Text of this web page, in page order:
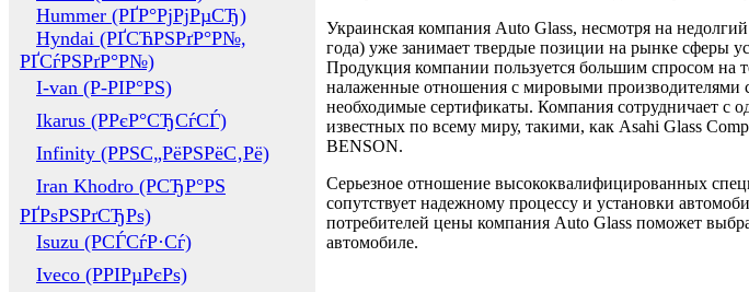
Hummer (РҐР°РјРјРµСЂ)
Hyndai (РҐСЋРЅРґР°Р№,
РҐСѓРЅРґР°Р№)
I-van (Р-РІР°РЅ)
Ikarus (РРєР°СЂСѓСЃ)
Infinity (РРЅС„РёРЅРёС‚Рё)
Iran Khodro (РСЂР°РЅ
РҐРѕРЅРґСЂРѕ)
Isuzu (РСЃСѓР·Сѓ)
Iveco (РРІРµРєРѕ)
Украинская компания Auto Glass, несмотря на
года) уже занимает твердые позиции на рынке сферы
Продукция компании пользуется большим спросом на
налаженные отношения с мировыми производителями
необходимые сертификаты. Компания сотрудничает с
известных по всему миру, такими, как Asahi Glass
BENSON.
Серьезное отношение высококвалифицированных
сопутствует надежному процессу и установки
потребителей цены компания Auto Glass поможет
автомобиле.